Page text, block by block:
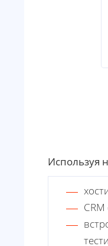
Используя